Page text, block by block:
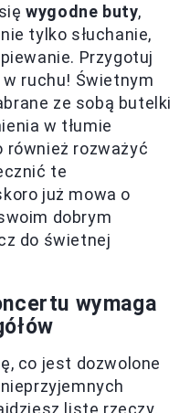
wygodne buty,
tylko słuchanie,
Przygotuj
w ruchu! Świetnym
ze sobą butelki
w tłumie
również rozważyć
te
już mowa o
dobrym
do świetnej
wymaga
co jest dozwolone
listę rzeczy,